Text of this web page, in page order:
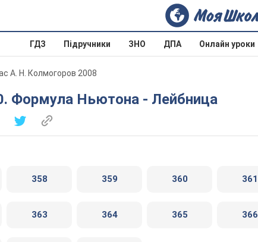
ГДЗ Підручники ЗНО ДПА Онлайн уроки
А. Н. Колмогоров 2008
Формула Ньютона - Лейбница
358 359 360 361
363 364 365 366